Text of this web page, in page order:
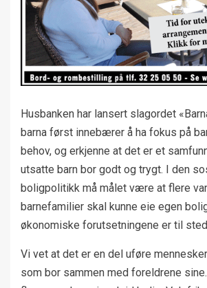
Husbanken har lansert slagordet
barna først innebærer å ha fokus på
behov, og erkjenne at det er et
utsatte barn bor godt og trygt. I den
boligpolitikk må målet være at flere
barnefamilier skal kunne eie egen
økonomiske forutsetningene er til
Vi vet at det er en del uføre
som bor sammen med foreldrene